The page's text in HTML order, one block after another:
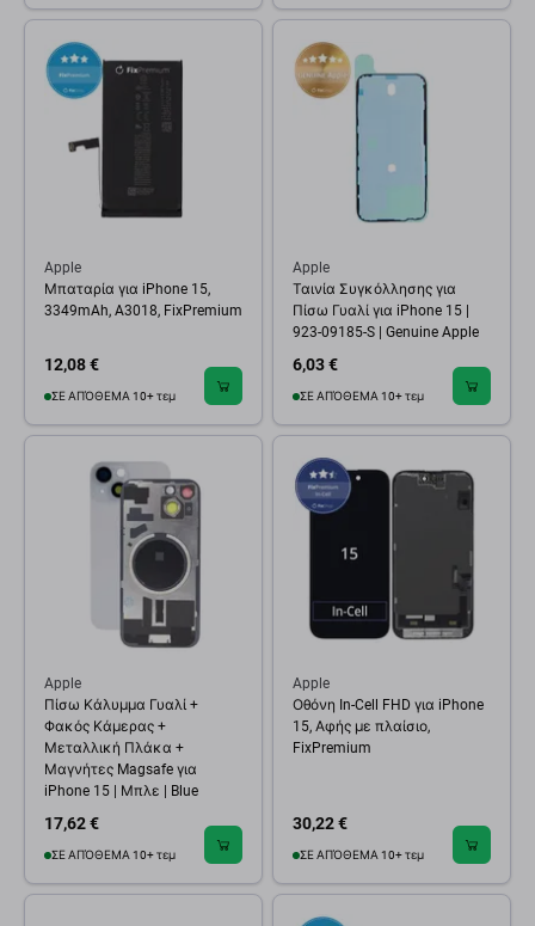
Apple
Μπαταρία για iPhone 15,
3349mAh, A3018, FixPremium
12,08 €
ΣΕ ΑΠΌΘΕΜΑ 10+ τεμ
Apple
Ταινία Συγκόλλησης για
Πίσω Γυαλί για iPhone 15 |
923-09185-S | Genuine Apple
6,03 €
ΣΕ ΑΠΌΘΕΜΑ 10+ τεμ
Apple
Πίσω Κάλυμμα Γυαλί +
Φακός Κάμερας +
Μεταλλική Πλάκα +
Μαγνήτες Magsafe για
iPhone 15 | Μπλε | Blue
17,62 €
ΣΕ ΑΠΌΘΕΜΑ 10+ τεμ
Apple
Οθόνη In-Cell FHD για iPhone
15, Αφής με πλαίσιο,
FixPremium
30,22 €
ΣΕ ΑΠΌΘΕΜΑ 10+ τεμ